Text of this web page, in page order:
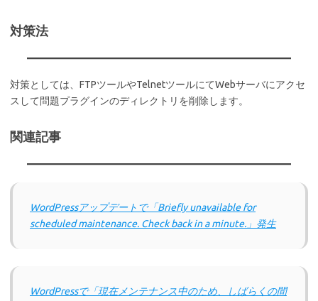
対策法
対策としては、FTPツールやTelnetツールにてWebサーバにアクセ
スして問題プラグインのディレクトリを削除します。
関連記事
WordPressアップデートで「Briefly unavailable for
scheduled maintenance. Check back in a minute.」発生
WordPressで「現在メンテナンス中のため、しばらくの間